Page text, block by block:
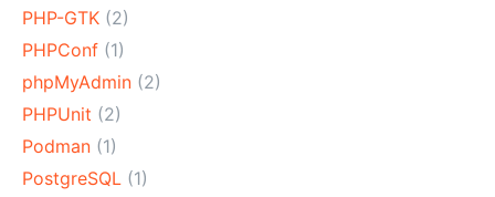
PHP-GTK (2)
PHPConf (1)
phpMyAdmin (2)
PHPUnit (2)
Podman (1)
PostgreSQL (1)